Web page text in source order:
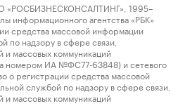
1995–
информационного агентства «РБК»
средства массовой информации
по надзору в сфере связи,
и массовых коммуникаций
номером ИА №ФС77-63848) и сетевого
о регистрации средства массовой
службой по надзору в сфере связи,
и массовых коммуникаций